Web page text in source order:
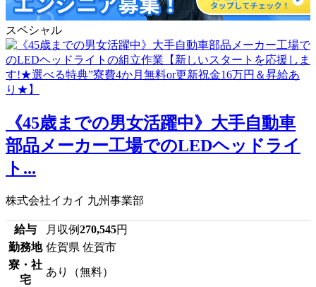
スペシャル
《45歳までの男女活躍中》大手自動車
部品メーカー工場でのLEDヘッドライ
ト...
株式会社イカイ 九州事業部
給与 月収例270,545円
勤務地 佐賀県 佐賀市
寮・社
宅
あり（無料）